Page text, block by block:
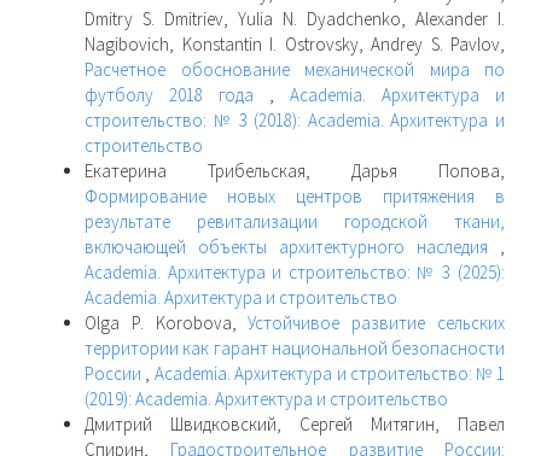
Dmitry S. Dmitriev, Yulia N. Dyadchenko, Alexander I.
Nagibovich, Konstantin I. Ostrovsky, Andrey S. Pavlov,
Расчетное обоснование механической мира по
футболу 2018 года , Academia. Архитектура и
строительство: № 3 (2018): Academia. Архитектура и
строительство
Екатерина Трибельская, Дарья Попова,
Формирование новых центров притяжения в
результате ревитализации городской ткани,
включающей объекты архитектурного наследия ,
Academia. Архитектура и строительство: № 3 (2025):
Academia. Архитектура и строительство
Olga P. Korobova,Устойчивое развитие сельских
территории как гарант национальной безопасности
России , Academia. Архитектура и строительство: № 1
(2019): Academia. Архитектура и строительство
Дмитрий Швидковский, Сергей Митягин, Павел
Спирин, Градостроительное развитие России: